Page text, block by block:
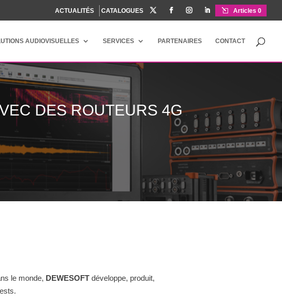
ACTUALITÉS CATALOGUES     Articles 0
AUDIOVISUELLES SERVICES PARTENAIRES CONTACT
DES ROUTEURS 4G
le monde, DEWESOFT développe, produit,